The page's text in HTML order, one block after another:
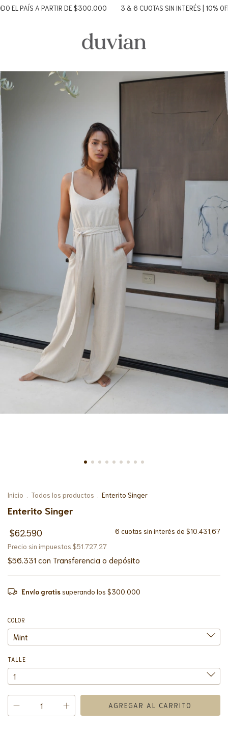
A PARTIR DE $300.000 3 & 6 CUOTAS SIN INTERÉS | 10% OFF
Inicio Todos los productos Enterito Singer
Enterito Singer
$62.590 6 cuotas sin interés de $10.431,67
Precio sin impuestos $51.727,27
$56.331 con Transferencia o depósito
Envío gratissuperando los $300.000
COLOR
TALLE